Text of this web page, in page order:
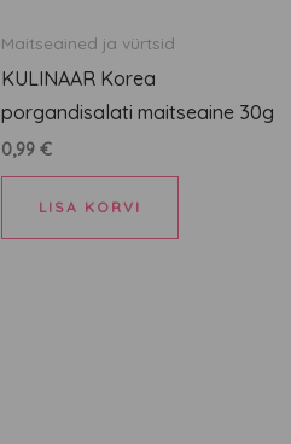
Maitseained ja vürtsid
KULINAAR Korea
porgandisalati maitseaine 30g
0,99 €
LISA KORVI